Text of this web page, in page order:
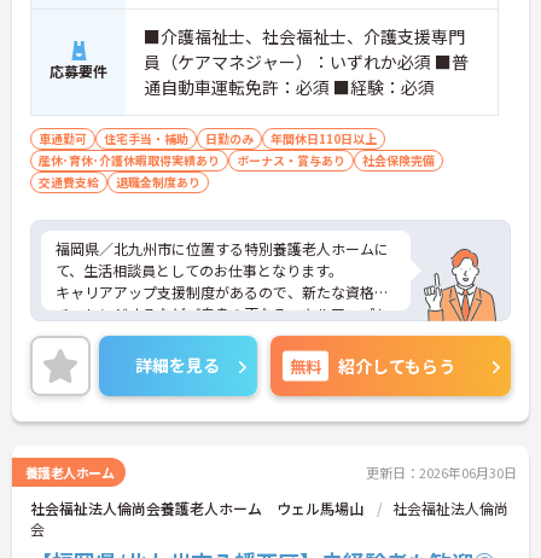
応募要件
■介護福祉士、社会福祉士、介護支援専門
員（ケアマネジャー）：いずれか必須 ■普
通自動車運転免許：必須 ■経験：必須
車通勤可 住宅手当・補助 日勤のみ
年間休日110日以上
産休･育休･介護休暇取得実績あり
ボーナス・賞与あり
社会保険完備
交通費支給
退職金制度あり
福岡県／北九州市に位置する特別養護老人ホームに
て、生活相談員としてのお仕事となります。
キャリアアップ支援制度があるので、新たな資格に
チャレンジするなどご自身の更なるスキルアップも
可能です！インフルエンザワクチン接種や診療費免
除などありますので、安心してお仕事できます！
ご興味ある方は面接ポイントをお伝えしますので、
お気軽にお問い合わせください♪
詳細を見る 無料 紹介してもらう
養護老人ホーム 更新日：2026年06月30日
社会福祉法人倫尚会養護老人ホーム ウェル馬場山
社会福祉法人倫尚
会